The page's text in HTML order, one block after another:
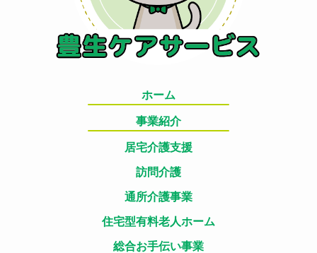
ホーム
事業紹介
居宅介護支援
訪問介護
通所介護事業
住宅型有料老人ホーム
総合お手伝い事業